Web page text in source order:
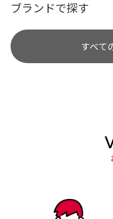
ブランドで探す
すべて